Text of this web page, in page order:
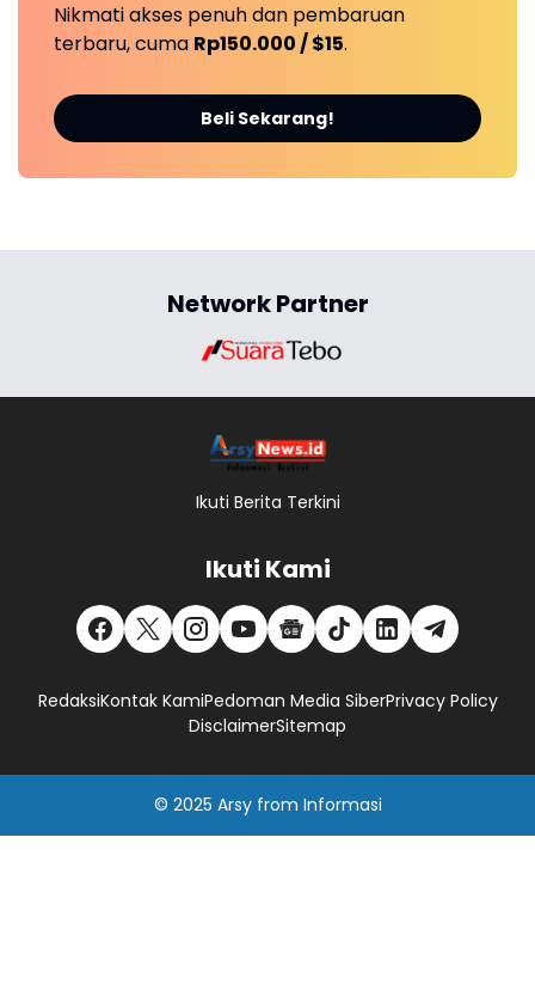
Nikmati akses penuh dan pembaruan
terbaru, cuma Rp150.000 / $15.
Beli Sekarang!
Network Partner
Ikuti Berita Terkini
Ikuti Kami
RedaksiKontak KamiPedoman Media SiberPrivacy Policy
DisclaimerSitemap
© 2025 Arsyfrom Informasi